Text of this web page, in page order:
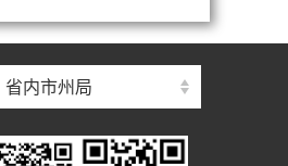
省内市州局